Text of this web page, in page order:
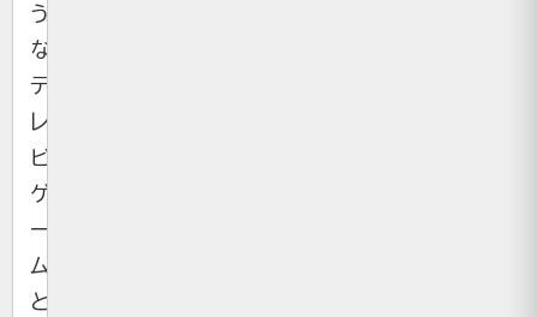
う
な
テ
レ
ビ
ゲ
ー
ム
と